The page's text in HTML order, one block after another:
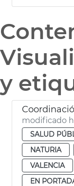
y
modificado
SALUD
NATURIA
VALENCIA
EN